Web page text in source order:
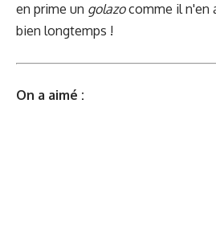
en prime un golazocomme il n'en
bien longtemps !
On a aimé :